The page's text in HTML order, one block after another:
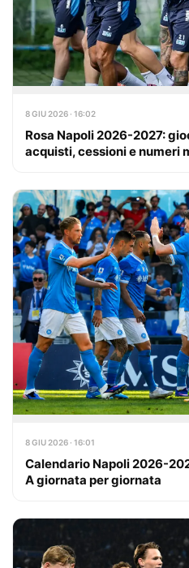
8 GIU 2026 · 16:02
Rosa Napoli 2026-2027:
acquisti, cessioni e numeri
8 GIU 2026 · 16:01
Calendario Napoli 2026-
A giornata per giornata